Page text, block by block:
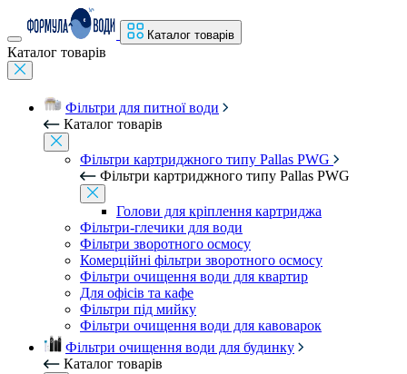
Каталог товарів
Каталог товарів
Фільтри для питної води
Каталог товарів
Фільтри картриджного типу Pallas PWG
Фільтри картриджного типу Pallas PWG
Голови для кріплення картриджа
Фільтри-глечики для води
Фільтри зворотного осмосу
Комерційні фільтри зворотного осмосу
Фільтри очищення води для квартир
Для офісів та кафе
Фільтри під мийку
Фільтри очищення води для кавоварок
Фільтри очищення води для будинку
Каталог товарів